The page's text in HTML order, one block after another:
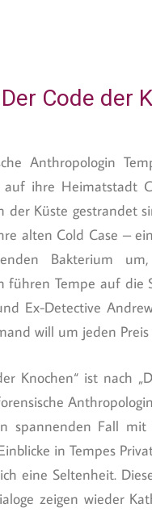
Code der
Anthropologin
ihre Heimatstadt
der Küste gestrandet
alten Cold Case –
Bakterium
führen Tempe auf die
Ex-Detective
will um jeden
Knochen“ ist nach
spannenden Fall
in Tempes
eine Seltenheit.
zeigen wieder